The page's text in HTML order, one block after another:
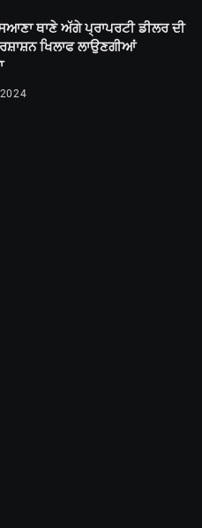
ਥਾਣੇ ਅੱਗੇ ਪ੍ਰਾਪਰਟੀ ਡੀਲਰ ਦੀ
ਖਿਲਾਫ ਲਾਉਣਗੀਆਂ